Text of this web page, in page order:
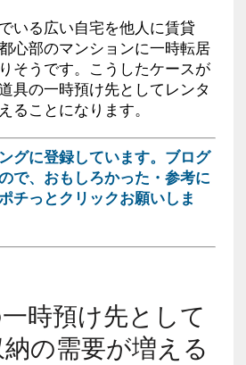
いる広い自宅を他人に賃貸
心部のマンションに一時転居
そうです。こうしたケースが
具の一時預け先としてレンタ
ることになります。
グに登録しています。ブログ
で、おもしろかった・参考に
チっとクリックお願いしま
時預け先として
の需要が増える